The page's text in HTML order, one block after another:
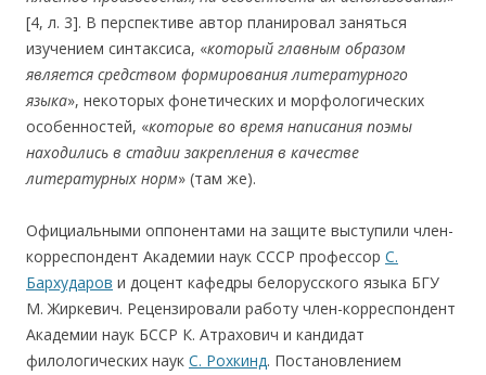
[4, л. 3]. В перспективе автор планировал заняться
изучением синтаксиса, «который главным образом
является средством формирования литературного
языка», некоторых фонетических и морфологических
особенностей, «которые во время написания поэмы
находились в стадии закрепления в качестве
литературных норм» (там же).
Официальными оппонентами на защите выступили член-
корреспондент Академии наук СССР профессор С.
Бархударов и доцент кафедры белорусского языка БГУ
М. Жиркевич. Рецензировали работу член-корреспондент
Академии наук БССР К. Атрахович и кандидат
филологических наук С. Рохкинд. Постановлением